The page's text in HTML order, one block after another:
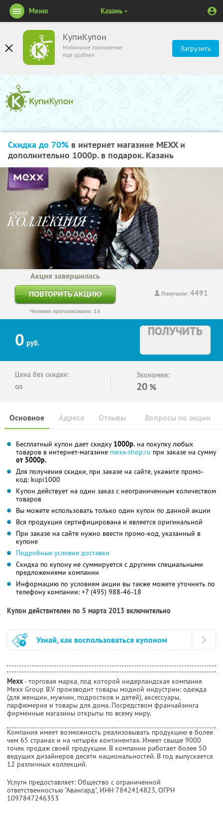
КупиКупон
Мобильное приложение
ещё удобнее
Загрузить
Меню Казань
Скидка до 70% в интернет магазине MEXX и
дополнительно 1000р. в подарок. Казань
Получили:4491
Акция завершилась
ПОВТОРИТЬ АКЦИЮ
Человек проголосовало: 16
0 руб.
ПОЛУЧИТЬ
Цена без скидки:
∞
Экономия:
20 %
Основное Отзывы Вопросы по акции
Адреса
Бесплатный купон дает скидку 1000р. на покупку любых
товаров в интернет-магазине mexx-shop.ru при заказе на сумму
от 5000р.
Для получения скидки, при заказе на сайте, укажите промо-
код: kupi1000
Купон действует на один заказ с неограниченным количеством
товаров
Вы можете использовать только один купон по данной акции
Вся продукция сертифицирована и является оригинальной
При заказе на сайте нужно ввести промо-код, указанный в
купоне
Подробные условия доставки
Скидка по купону не суммируется с другими специальными
предложениями компании
Информацию по условиям акции вы также можете уточнить по
телефону компании: +7 (495) 988-46-18
Купон действителен по 5 марта 2013 включительно
Узнай, как воспользоваться купоном
Mexx- торговая марка, под которой нидерландская компания
Mexx Group B.V производит товары модной индустрии: одежда
(для женщин, мужчин, подростков и детей), аксессуары,
парфюмерия и товары для дома. Посредством франчайзинга
фирменные магазины открыты по всему миру.
Компания имеет возможность реализовывать продукцию в более
чем 65 странах и на четырёх континентах. Имеет свыше 9000
точек продаж своей продукции. В компании работает более 50
ведущих дизайнеров десяти национальностей. В год выпускается
12 различных коллекций.
Услуги предоставляет: Общество с ограниченной
ответственностью "Авангард", ИНН 7842414823, ОГРН
1097847246353